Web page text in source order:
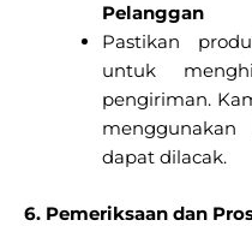
Pelanggan
Pastikan
untuk
pengiriman.
dapat dilacak.
6. Pemeriksaan dan